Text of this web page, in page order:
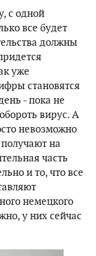
с одной
все будет
должны
уже
становятся
- пока не
вирус. А
невозможно
на
часть
и то, что все
немецкого
у них сейчас